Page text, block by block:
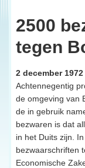
2500
tegen
2 december 1972
Achtennegentig
de omgeving van
de in gebruik
bezwaren is dat
in het Duits zijn.
bezwaarschriften
Economische